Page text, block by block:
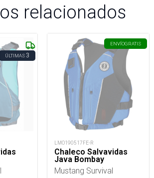
relacionados
ÚLTIMAS3
ENVÍOGRATIS
LMO190517FE-R
Chaleco Salvavidas
Java Bombay
Mustang Survival